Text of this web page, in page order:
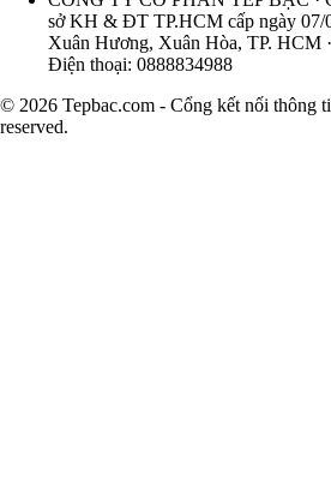
sở KH & ĐT TP.HCM cấp ngày 07/
Xuân Hương, Xuân Hòa, TP. HCM
Điện thoại: 0888834988
© 2026 Tepbac.com - Cổng kết nối thông
reserved.